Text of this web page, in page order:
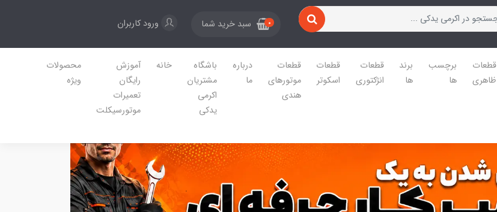
0 سبد خرید شما ورود کاربران
قطعات
ظاهری
برچسب
ها
برند
ها
قطعات
انژکتوری
قطعات
اسکوتر
قطعات
موتورهای
هندی
درباره
ما
باشگاه
مشتریان
اکرمی
یدکی
خانه
آموزش
رایگان
تعمیرات
موتورسیکلت
محصولات
ویژه